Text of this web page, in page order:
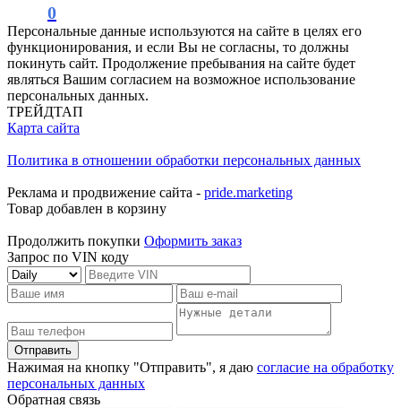
0
Персональные данные используются на сайте в целях его
функционирования, и если Вы не согласны, то должны
покинуть сайт. Продолжение пребывания на сайте будет
являться Вашим согласием на возможное использование
персональных данных.
ТРЕЙДТАП
Карта сайта
Политика в отношении обработки персональных данных
Реклама и продвижение сайта - pride.marketing
Товар добавлен в корзину
Продолжить покупки Оформить заказ
Запрос по VIN коду
Отправить
Нажимая на кнопку "Отправить", я даю согласие на обработку
персональных данных
Обратная связь